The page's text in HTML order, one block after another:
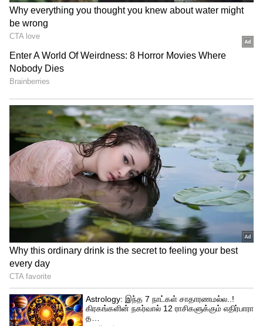
Related Articles
IPL 2026 Points Table: 2 இடங்களுக்கு 5
அணிகள் போட்டி! டாப் கியரில் ஆர்சிபி..